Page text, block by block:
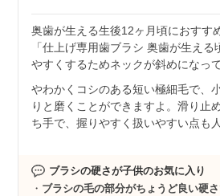
奥歯が生える生後12ヶ月頃におすす
「仕上げ専用歯ブラシ 奥歯が生える
やすくするためネックが斜めになっ
やわかくコシのある短い極細毛で、
りと磨くことができますよ。滑り止
ち手で、握りやすく扱いやすい点も
ブラシの硬さが子供のお気に入り
ブラシの毛の部分がちょうど良い硬さ